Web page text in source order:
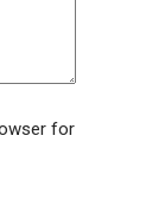
for